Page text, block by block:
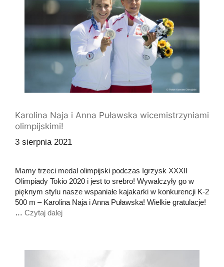
Karolina Naja i Anna Puławska wicemistrzyniami
olimpijskimi!
3 sierpnia 2021
Mamy trzeci medal olimpijski podczas Igrzysk XXXII
Olimpiady Tokio 2020 i jest to srebro! Wywalczyły go w
pięknym stylu nasze wspaniałe kajakarki w konkurencji K-2
500 m – Karolina Naja i Anna Puławska! Wielkie gratulacje!
… Czytaj dalej